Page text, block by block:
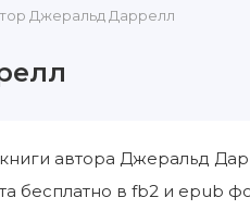
Джеральд Даррелл
автора Джеральд
бесплатно в fb2 и epub